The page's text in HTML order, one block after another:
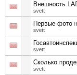
Внешность
svett
Первые фото
svett
svett
Сколько
svett